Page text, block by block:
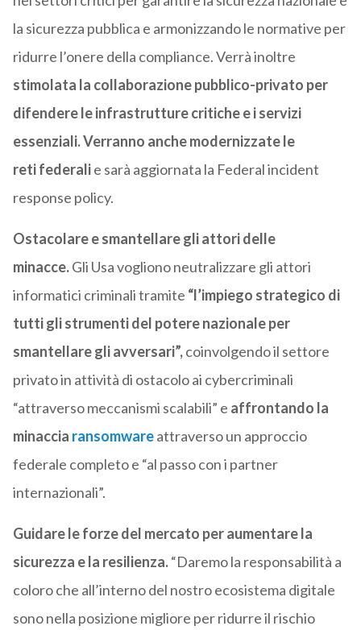
la sicurezza pubblica e armonizzando le normative per
ridurre l’onere della compliance. Verrà inoltre
stimolata la collaborazione pubblico-privato per
difendere le infrastrutture critiche e i servizi
essenziali. Verranno anche modernizzate le
reti federalie sarà aggiornata la Federal incident
response policy.
Ostacolare e smantellare gli attori delle
minacce.Gli Usa vogliono neutralizzare gli attori
informatici criminali tramite “l’impiego strategico di
tutti gli strumenti del potere nazionale per
smantellare gli avversari”,coinvolgendo il settore
privato in attività di ostacolo ai cybercriminali
“attraverso meccanismi scalabili” e affrontando la
minaccia ransomwareattraverso un approccio
federale completo e “al passo con i partner
internazionali”.
Guidare le forze del mercato per aumentare la
sicurezza e la resilienza.“Daremo la responsabilità a
coloro che all’interno del nostro ecosistema digitale
sono nella posizione migliore per ridurre il rischio